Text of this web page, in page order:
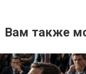
Вам также